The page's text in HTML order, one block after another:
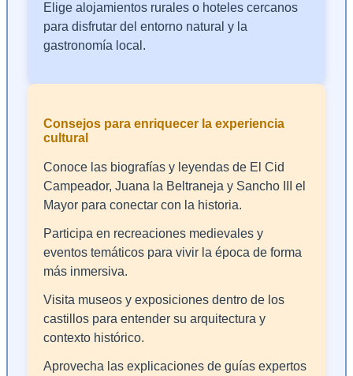
Elige alojamientos rurales o hoteles cercanos
para disfrutar del entorno natural y la
gastronomía local.
Consejos para enriquecer la experiencia
cultural
Conoce las biografías y leyendas de El Cid
Campeador, Juana la Beltraneja y Sancho III el
Mayor para conectar con la historia.
Participa en recreaciones medievales y
eventos temáticos para vivir la época de forma
más inmersiva.
Visita museos y exposiciones dentro de los
castillos para entender su arquitectura y
contexto histórico.
Aprovecha las explicaciones de guías expertos